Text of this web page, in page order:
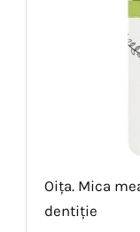
Oița. Mica
dentiție